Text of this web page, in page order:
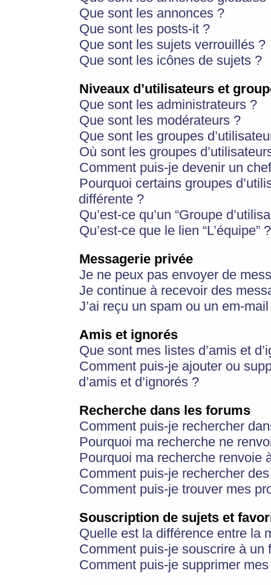
Que sont les annonces ?
Que sont les posts-it ?
Que sont les sujets verrouillés ?
Que sont les icônes de sujets ?
Niveaux d’utilisateurs et
Que sont les administrateurs ?
Que sont les modérateurs ?
Que sont les groupes
Où sont les groupes
Comment puis-je devenir un
Pourquoi certains groupes
différente ?
Qu’est-ce qu’un “Groupe
Qu’est-ce que le lien “L’équipe” ?
Messagerie privée
Je ne peux pas envoyer de
Je continue à recevoir des
J’ai reçu un spam ou un em-
Amis et ignorés
Que sont mes listes d’amis et
Comment puis-je ajouter ou
d’amis et d’ignorés ?
Recherche dans les forums
Comment puis-je rechercher
Pourquoi ma recherche ne
Pourquoi ma recherche renvoie
Comment puis-je rechercher
Comment puis-je trouver mes
Souscription de sujets et
Quelle est la différence entre la
Comment puis-je souscrire à
Comment puis-je supprimer